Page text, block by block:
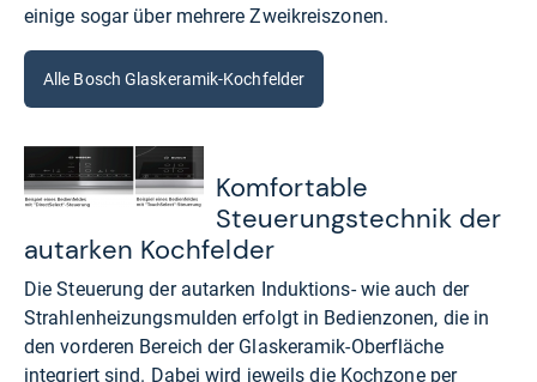
einige sogar über mehrere Zweikreiszonen.
Alle Bosch Glaskeramik-Kochfelder
Komfortable
Steuerungstechnik der
autarken Kochfelder
Die Steuerung der autarken Induktions- wie auch der
Strahlenheizungsmulden erfolgt in Bedienzonen, die in
den vorderen Bereich der Glaskeramik-Oberfläche
integriert sind. Dabei wird jeweils die Kochzone per